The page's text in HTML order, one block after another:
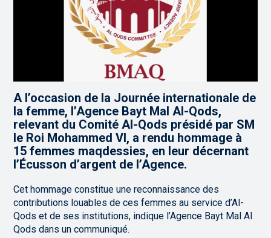
A l’occasion de la Journée internationale de
la femme, l’Agence Bayt Mal Al-Qods,
relevant du Comité Al-Qods présidé par SM
le Roi Mohammed VI, a rendu hommage à
15 femmes maqdessies, en leur décernant
l’Écusson d’argent de l’Agence.
Cet hommage constitue une reconnaissance des
contributions louables de ces femmes au service d’Al-
Qods et de ses institutions, indique l’Agence Bayt Mal Al
Qods dans un communiqué.